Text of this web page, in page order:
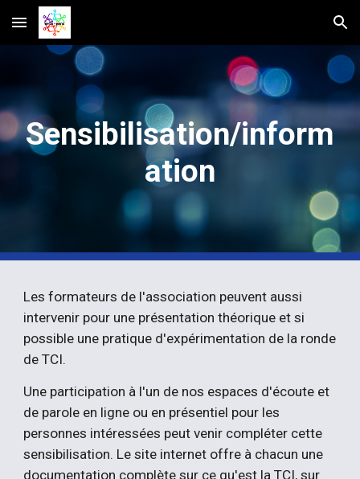
Skip to main content Skip to navigation
Sensibilisation/inform
ation
Les formateurs de l'association peuvent aussi
intervenir pour une présentation théorique et si
possible une pratique d'expérimentation de la ronde
de TCI.
Une participation à l'un de nos espaces d'écoute et
de parole en ligne ou en présentiel pour les
personnes intéressées peut venir compléter cette
sensibilisation. Le site internet offre à chacun une
documentation complète sur ce qu'est la TCI, sur